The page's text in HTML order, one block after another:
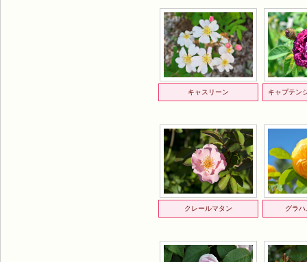
キャスリーン キャプテン
クレールマタン グラ